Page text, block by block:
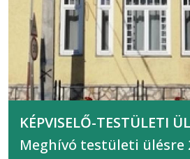
KÉPVISELŐ-TESTÜLETI
Meghívó testületi ülésre